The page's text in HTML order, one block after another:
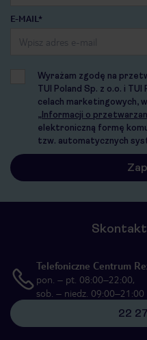
E-MAIL*
Wyrażam zgodę na
TUI Poland Sp. z o.o. i
celach marketingowych,
„Informacji o
elektroniczną formę
tzw. automatycznych
Telefoniczne Centrum
pon. – pt. 08:00–22:00,
sob. – niedz. 09:00–21:00
22